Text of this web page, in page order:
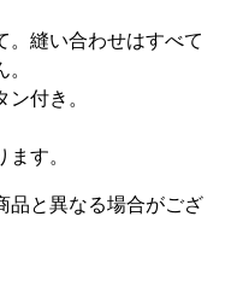
。縫い合わせはすべて
付き。
す。
品と異なる場合がござ